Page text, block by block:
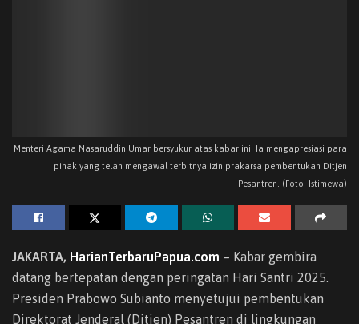
Menteri Agama Nasaruddin Umar bersyukur atas kabar ini. Ia mengapresiasi para
pihak yang telah mengawal terbitnya izin prakarsa pembentukan Ditjen
Pesantren. (Foto: Istimewa)
JAKARTA, HarianTerbaruPapua.com – Kabar gembira
datang bertepatan dengan peringatan Hari Santri 2025.
Presiden Prabowo Subianto menyetujui pembentukan
Direktorat Jenderal (Ditjen) Pesantren di lingkungan